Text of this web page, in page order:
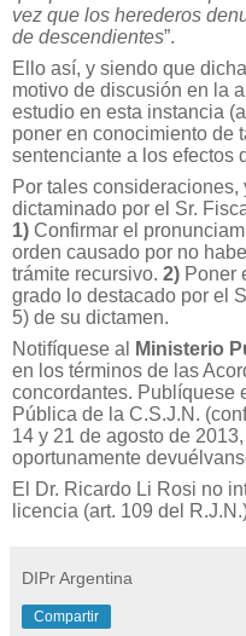
vez que los herederos
de descendientes”.
Ello así, y siendo que
motivo de discusión en la
estudio en esta instancia
poner en conocimiento de
sentenciante a los efectos
Por tales
dictaminado por el Sr.
1) Confirmar el
orden causado por no
trámite recursivo. 2) Poner
grado lo destacado por el
5) de su dictamen.
Notifíquese al
Ministerio
en los términos de las
concordantes. Publíquese
Pública de la C.S.J.N.
14 y 21 de agosto de
oportunamente
El Dr. Ricardo Li Rosi no
licencia (art. 109 del
DIPr Argentina
Compartir